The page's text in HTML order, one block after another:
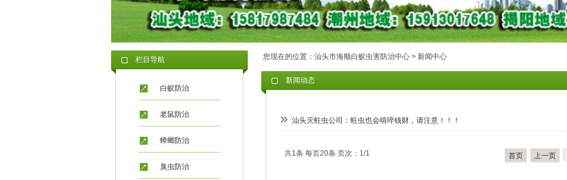
栏目导航
白蚁防治
老鼠防治
蟑螂防治
臭虫防治
您现在的位置： 汕头市海顺白蚁虫害防治中心 > 新闻中心
新闻动态
汕头灭蛀虫公司：蛀虫也会啃啐钱财，请注意！！！
共1条 每页20条 页次：1/1 首页 上一页